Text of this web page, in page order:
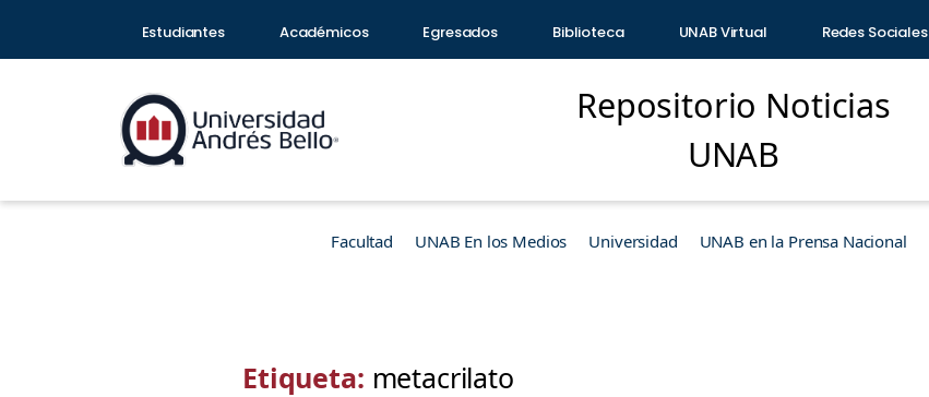
Estudiantes Académicos Egresados Biblioteca UNAB Virtual Redes Sociales
Repositorio Noticias
UNAB
Facultad UNAB En los Medios Universidad UNAB en la Prensa Nacional
Etiqueta: metacrilato